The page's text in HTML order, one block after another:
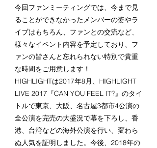
今回ファンミーティングでは、今まで見
ることができなかったメンバーの姿やラ
イブはもちろん、ファンとの交流など、
様々なイベント内容を予定しており、フ
ァンの皆さんと忘れられない特別で貴重
な時間をご用意します！
HIGHLIGHTは2017年8月、HIGHLIGHT
LIVE 2017『CAN YOU FEEL IT?』のタイ
トルで東京、大阪、名古屋3都市4公演の
全公演を完売の大盛況で幕を下ろし、香
港、台湾などの海外公演を行い、変わら
ぬ人気を証明しました。今後、2018年の